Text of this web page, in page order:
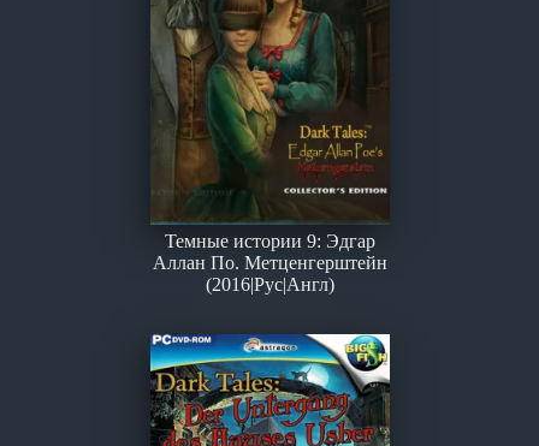
Темные истории 9: Эдгар
Аллан По. Метценгерштейн
(2016|Рус|Англ)